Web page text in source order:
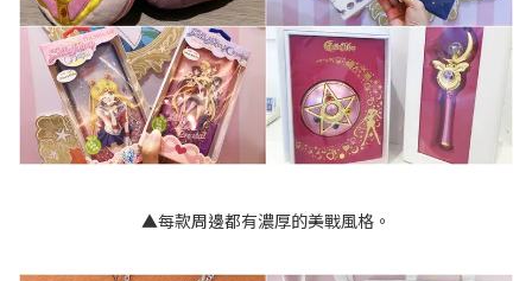
▲每款周邊都有濃厚的美戰風格。